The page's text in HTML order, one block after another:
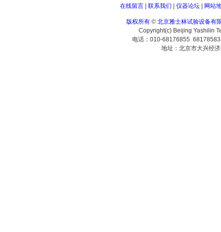
在线留言| 联系我们 仪器论坛| 网站
版权所有 © 北京雅士林试验设备有
Copyright(c) Beijing Yashilin
电话：010-68176855
地址：北京市大兴经